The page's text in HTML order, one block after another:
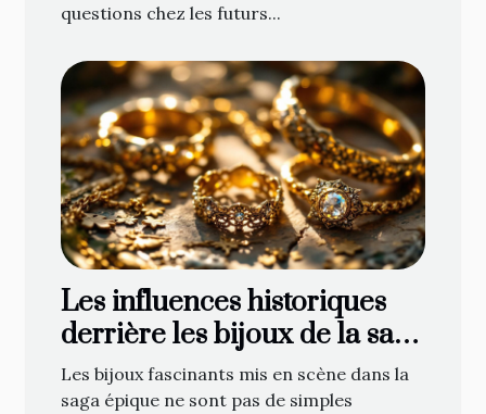
questions chez les futurs...
Les influences historiques
derrière les bijoux de la saga
épique
Les bijoux fascinants mis en scène dans la
saga épique ne sont pas de simples